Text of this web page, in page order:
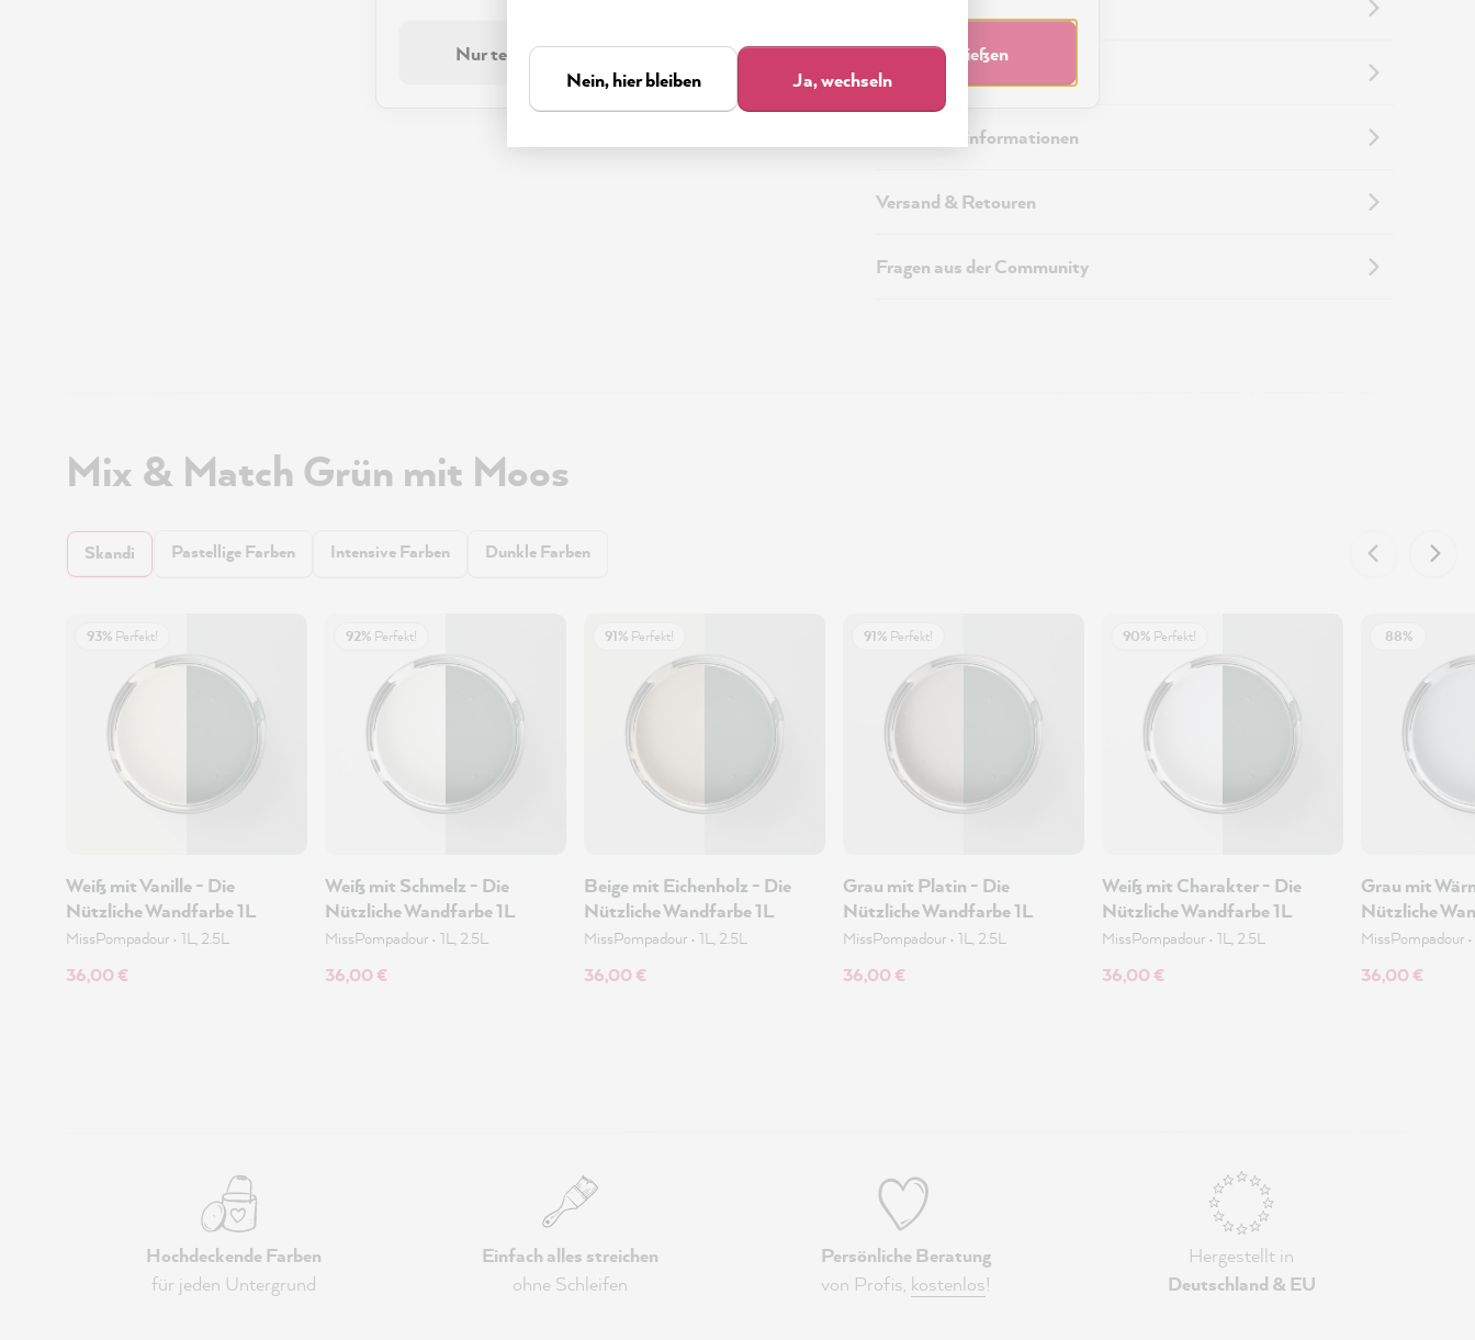
Technische Informationen
Sicherheitsinformationen
Versand & Retouren
Fragen aus der Community
Mix & Match Grün mit Moos
Skandi Pastellige Farben Intensive Farben Dunkle Farben
93% Perfekt!
Weiß mit Vanille - Die
Nützliche Wandfarbe 1L
MissPompadour • 1L, 2.5L
36,00 €
92% Perfekt!
Weiß mit Schmelz - Die
Nützliche Wandfarbe 1L
MissPompadour • 1L, 2.5L
36,00 €
91% Perfekt!
Beige mit Eichenholz - Die
Nützliche Wandfarbe 1L
MissPompadour • 1L, 2.5L
36,00 €
91% Perfekt!
Grau mit Platin - Die
Nützliche Wandfarbe 1L
MissPompadour • 1L, 2.5L
36,00 €
90% Perfekt!
Weiß mit Charakter - Die
Nützliche Wandfarbe 1L
MissPompadour • 1L, 2.5L
36,00 €
88%
Grau mit
Nützliche
MissPompadour •
36,00 €
Hochdeckende Farben
für jeden Untergrund
Einfach alles streichen
ohne Schleifen
Persönliche Beratung
von Profis, kostenlos!
Hergestellt in
Deutschland & EU
Akzeptieren & Schließen
Nur technisch Erforderliche
Nein, hier bleiben Ja, wechseln